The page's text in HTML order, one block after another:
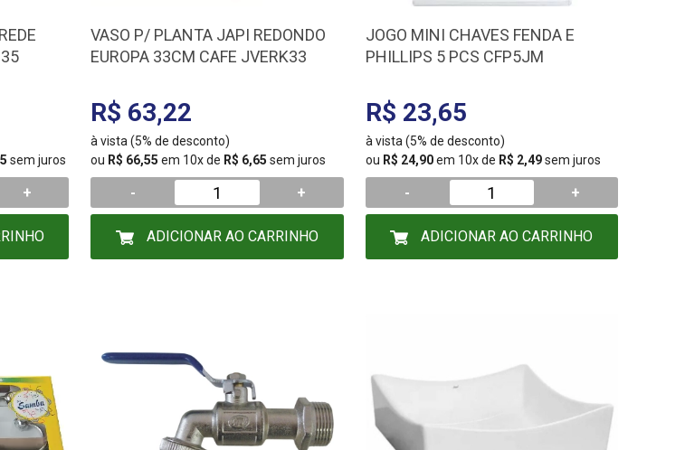
sem juros
+
VASO P/ PLANTA JAPI REDONDO
EUROPA 33CM CAFE JVERK33
R$ 63,22
à vista (5% de desconto)
ou R$ 66,55 em 10x de R$ 6,65 sem juros
- +
ADICIONAR AO CARRINHO
JOGO MINI CHAVES FENDA E
PHILLIPS 5 PCS CFP5JM
R$ 23,65
à vista (5% de desconto)
ou R$ 24,90em 10x de R$ 2,49sem juros
- +
ADICIONAR AO CARRINHO